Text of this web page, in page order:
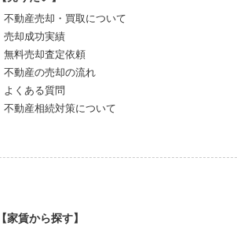
不動産売却・買取について
売却成功実績
無料売却査定依頼
不動産の売却の流れ
よくある質問
不動産相続対策について
【家賃から探す】